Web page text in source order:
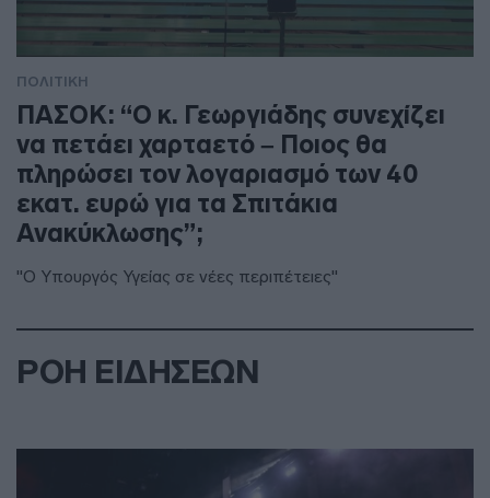
ΠΟΛΙΤΙΚΗ
ΠΑΣΟΚ: “Ο κ. Γεωργιάδης συνεχίζει
να πετάει χαρταετό – Ποιος θα
πληρώσει τον λογαριασμό των 40
εκατ. ευρώ για τα Σπιτάκια
Ανακύκλωσης”;
"Ο Υπουργός Υγείας σε νέες περιπέτειες"
ΡΟΗ ΕΙΔΗΣΕΩΝ